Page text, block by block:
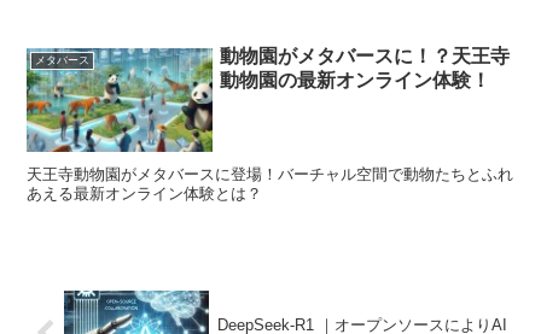
メタバース
動物園がメタバースに！？天王寺
動物園の最新オンライン体験！
天王寺動物園がメタバースに登場！バーチャル空間で動物たちとふれ
あえる最新オンライン体験とは？
DeepSeek-R1 ｜オープンソースによりAI